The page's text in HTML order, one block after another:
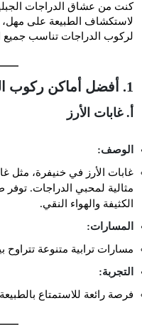
كنت من عشاق الدراجات
لاستكشاف الطبيعة على مهل،
لركوب الدراجات تناسب جميع
1. أفضل أماكن ركوب الدراجات في خنيفرة
أ. غابات الأرز
الوصف:
غابات الأرز في خنيفرة، مثل
مثالية لمحبي الدراجات. توفر
الكثيفة والهواء النقي.
المسارات:
مسارات ترابية متنوعة تتراوح
التجربة:
فرصة رائعة للاستمتاع